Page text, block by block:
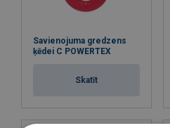
Savienojuma gredzens
ķēdei C POWERTEX
Skatīt